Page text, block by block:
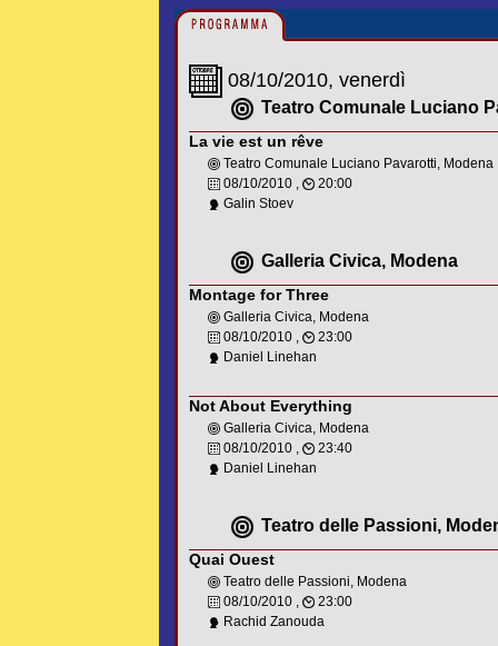
08/10/2010, venerdì
Teatro Comunale Luciano
La vie est un rêve
Teatro Comunale Luciano Pavarotti, Modena
08/10/2010 ,
20:00
Galin Stoev
Galleria Civica, Modena
Montage for Three
Galleria Civica, Modena
08/10/2010 ,
23:00
Daniel Linehan
Not About Everything
Galleria Civica, Modena
08/10/2010 ,
23:40
Daniel Linehan
Teatro delle Passioni,
Quai Ouest
Teatro delle Passioni, Modena
08/10/2010 ,
23:00
Rachid Zanouda